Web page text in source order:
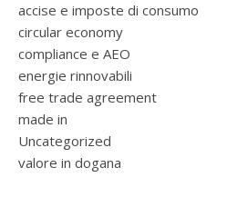
accise e imposte di consumo
circular economy
compliance e AEO
energie rinnovabili
free trade agreement
made in
Uncategorized
valore in dogana